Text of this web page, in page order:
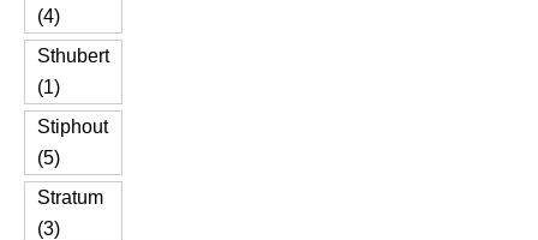
(4)
Sthubert
(1)
Stiphout
(5)
Stratum
(3)